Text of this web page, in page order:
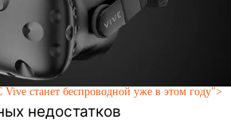
станет беспроводной уже в этом году">
недостатков